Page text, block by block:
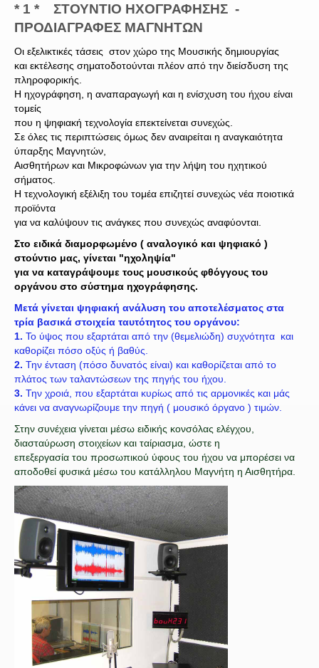
* 1 * ΣΤΟΥΝΤΙΟ ΗΧΟΓΡΑΦΗΣΗΣ -
ΠΡΟΔΙΑΓΡΑΦΕΣ ΜΑΓΝΗΤΩΝ
Οι εξελικτικές τάσεις στον χώρο της Μουσικής δημιουργίας
και εκτέλεσης σηματοδοτούνται πλέον από την διείσδυση της
πληροφορικής.
Η ηχογράφηση, η αναπαραγωγή και η ενίσχυση του ήχου είναι
τομείς
που η ψηφιακή τεχνολογία επεκτείνεται συνεχώς.
Σε όλες τις περιπτώσεις όμως δεν αναιρείται η αναγκαιότητα
ύπαρξης Μαγνητών,
Αισθητήρων και Μικροφώνων για την λήψη του ηχητικού
σήματος.
Η τεχνολογική εξέλιξη του τομέα επιζητεί συνεχώς νέα ποιοτικά
προϊόντα
για να καλύψουν τις ανάγκες που συνεχώς αναφύονται.
Στο ειδικά διαμορφωμένο ( αναλογικό και ψηφιακό )
στούντιο μας, γίνεται "ηχοληψία"
για να καταγράψουμε τους μουσικούς φθόγγους του
οργάνου στο σύστημα ηχογράφησης.
Μετά γίνεται ψηφιακή ανάλυση του αποτελέσματος στα
τρία βασικά στοιχεία ταυτότητος του οργάνου:
1. Το ύψος που εξαρτάται από την (θεμελιώδη) συχνότητα και
καθορίζει πόσο οξύς ή βαθύς.
2. Την ένταση (πόσο δυνατός είναι) και καθορίζεται από το
πλάτος των ταλαντώσεων της πηγής του ήχου.
3. Την χροιά, που εξαρτάται κυρίως από τις αρμονικές και μάς
κάνει να αναγνωρίζουμε την πηγή ( μουσικό όργανο ) τιμών.
Στην συνέχεια γίνεται μέσω ειδικής κονσόλας ελέγχου,
διασταύρωση στοιχείων και ταίριασμα, ώστε η
επεξεργασία του προσωπικού ύφους του ήχου να μπορέσει να
αποδοθεί φυσικά μέσω του κατάλληλου Μαγνήτη η Αισθητήρα.